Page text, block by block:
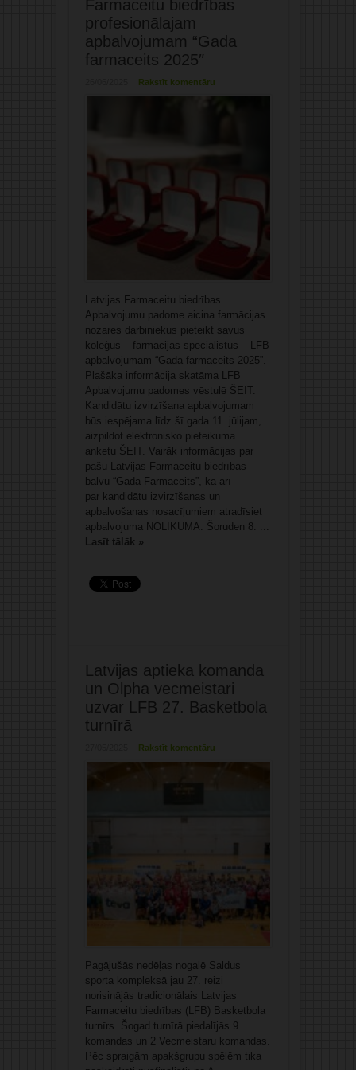
Farmaceitu biedrības
profesionālajam
apbalvojumam “Gada
farmaceits 2025″
Rakstīt komentāru
Latvijas Farmaceitu biedrības
Apbalvojumu padome aicina farmācijas
nozares darbiniekus pieteikt savus
kolēģus – farmācijas speciālistus – LFB
apbalvojumam “Gada farmaceits 2025”.
Plašāka informācija skatāma LFB
Apbalvojumu padomes vēstulē ŠEIT.
Kandidātu izvirzīšana apbalvojumam
būs iespējama līdz šī gada 11. jūlijam,
aizpildot elektronisko pieteikuma
anketu ŠEIT. Vairāk informācijas par
pašu Latvijas Farmaceitu biedrības
balvu “Gada Farmaceits”, kā arī
par kandidātu izvirzīšanas un
apbalvošanas nosacījumiem atradīsiet
apbalvojuma NOLIKUMĀ. Šoruden 8. ...
Lasīt tālāk »
Latvijas aptieka komanda
un Olpha vecmeistari
uzvar LFB 27. Basketbola
turnīrā
Rakstīt komentāru
Pagājušās nedēļas nogalē Saldus
sporta kompleksā jau 27. reizi
norisinājās tradicionālais Latvijas
Farmaceitu biedrības (LFB) Basketbola
turnīrs. Šogad turnīrā piedalījās 9
komandas un 2 Vecmeistaru komandas.
Pēc spraigām apakšgrupu spēlēm tika